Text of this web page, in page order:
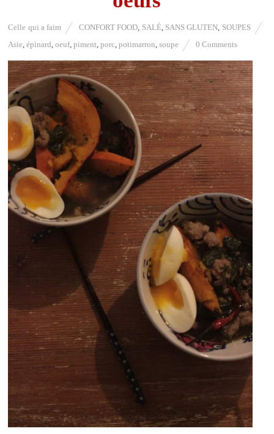
Celle qui a faim CONFORT FOOD, SALÉ, SANS GLUTEN, SOUPES
Asie,épinard,oeuf,piment,porc,potimarron,soupe 0 Comments